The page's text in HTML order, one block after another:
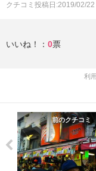
クチコミ投稿日:2019/02/22
いいね！： 0票
利
前のクチコミ